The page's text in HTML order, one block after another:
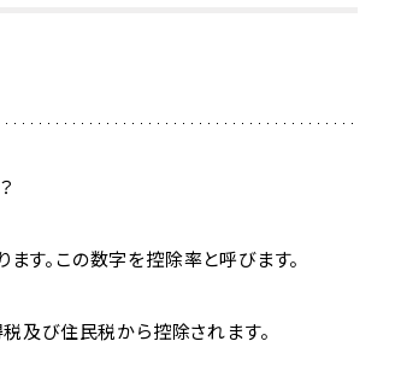
す。この数字を控除率と呼びます。
及び住民税から控除されます。